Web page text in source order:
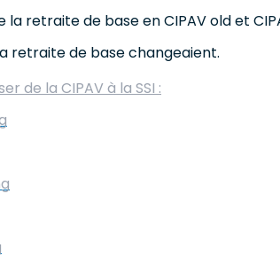
retraite de base en CIPAV old et
retraite de base changeaient.
de la CIPAV à la SSI :